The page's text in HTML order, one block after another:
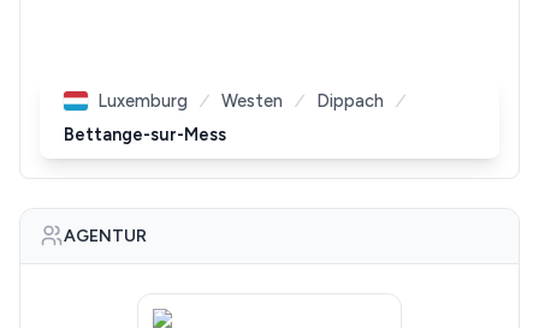
Luxemburg Westen
Dippach
Bettange-sur-Mess
AGENTUR